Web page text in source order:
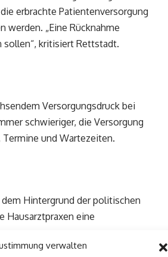
verwalten
erbrachte Patientenversorgung
„Eine Rücknahme
sollen“, kritisiert Rettstadt.
Versorgungsdruck bei
schwieriger, die Versorgung
und Wartezeiten.
Hintergrund der politischen
Hausarztpraxen eine